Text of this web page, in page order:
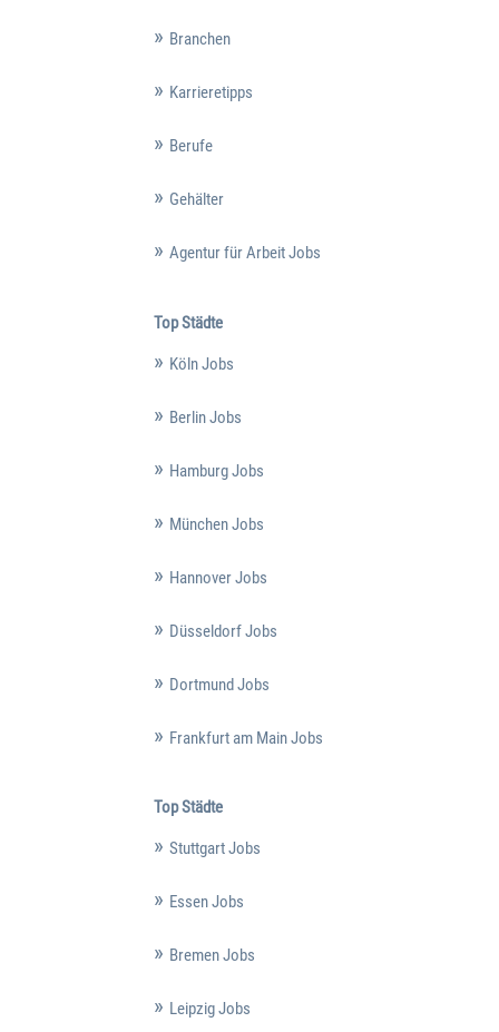
Branchen
Karrieretipps
Berufe
Gehälter
Agentur für Arbeit Jobs
Top Städte
Köln Jobs
Berlin Jobs
Hamburg Jobs
München Jobs
Hannover Jobs
Düsseldorf Jobs
Dortmund Jobs
Frankfurt am Main Jobs
Top Städte
Stuttgart Jobs
Essen Jobs
Bremen Jobs
Leipzig Jobs